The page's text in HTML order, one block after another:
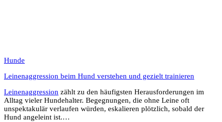
Hunde
Leinenaggression beim Hund verstehen und gezielt trainieren
Leinenaggression zählt zu den häufigsten Herausforderungen im
Alltag vieler Hundehalter. Begegnungen, die ohne Leine oft
unspektakulär verlaufen würden, eskalieren plötzlich, sobald der
Hund angeleint ist.…